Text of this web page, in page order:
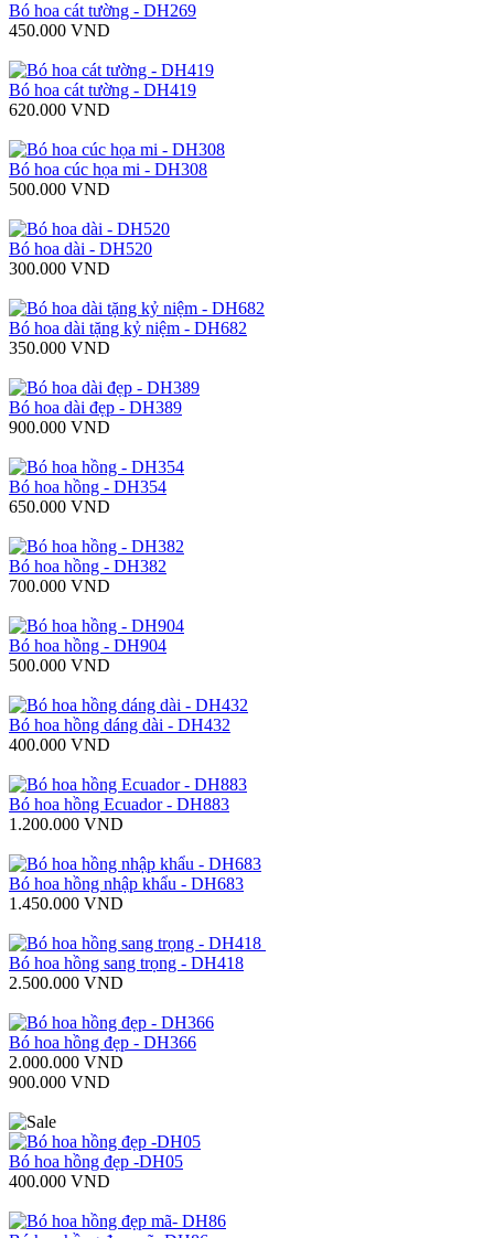
Bó hoa cát tường - DH269
450.000 VND
Bó hoa cát tường - DH419
620.000 VND
Bó hoa cúc họa mi - DH308
500.000 VND
Bó hoa dài - DH520
300.000 VND
Bó hoa dài tặng kỷ niệm - DH682
350.000 VND
Bó hoa dài đẹp - DH389
900.000 VND
Bó hoa hồng - DH354
650.000 VND
Bó hoa hồng - DH382
700.000 VND
Bó hoa hồng - DH904
500.000 VND
Bó hoa hồng dáng dài - DH432
400.000 VND
Bó hoa hồng Ecuador - DH883
1.200.000 VND
Bó hoa hồng nhập khẩu - DH683
1.450.000 VND
Bó hoa hồng sang trọng - DH418
2.500.000 VND
Bó hoa hồng đẹp - DH366
2.000.000 VND
900.000 VND
Bó hoa hồng đẹp -DH05
400.000 VND